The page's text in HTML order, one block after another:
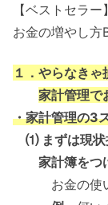
【ベストセラ
お金の増やし方
１．やらなきゃ
家計管理で
・家計管理の3
⑴ まずは現状
家計簿をつ
お金の使い